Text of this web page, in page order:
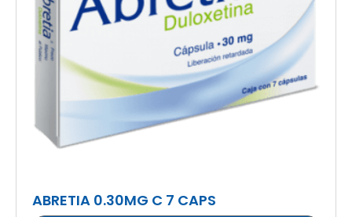
ABRETIA 0.30MG C 7 CAPS